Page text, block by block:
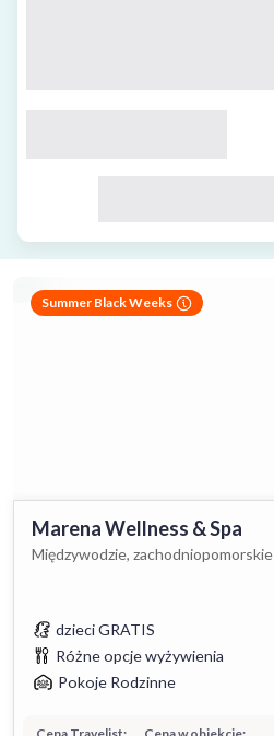
Summer Black Weeks
Marena Wellness & Spa
Międzywodzie, zachodniopomorskie
dzieci GRATIS
Różne opcje wyżywienia
Pokoje Rodzinne